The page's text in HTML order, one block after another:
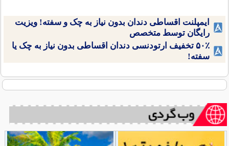
ایمپلنت اقساطی دندان بدون نیاز به چک و سفته! ویزیت
رایگان توسط متخصص
۵۰٪ تخفیف ارتودنسی دندان اقساطی بدون نیاز به چک یا
سفته!